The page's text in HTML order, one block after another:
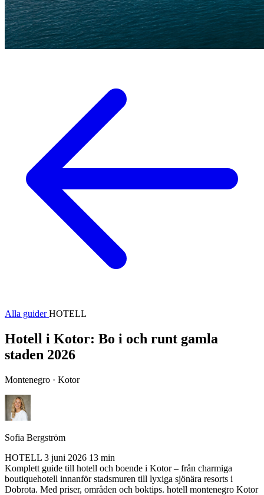
Alla guiderHOTELL
Hotell i Kotor: Bo i och runt gamla
staden 2026
Montenegro · Kotor
Sofia Bergström
HOTELL 3 juni 2026 13 min
Komplett guide till hotell och boende i Kotor – från charmiga
boutiquehotell innanför stadsmuren till lyxiga sjönära resorts i
Dobrota. Med priser, områden och boktips. hotell montenegro Kotor